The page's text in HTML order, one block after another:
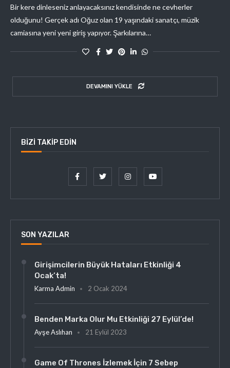
Bir kere dinleseniz anlayacaksınız kendisinde ne cevherler
olduğunu! Gerçek adı Oğuz olan 19 yaşındaki sanatçı, müzik
camiasına yeni yeni giriş yapıyor. Şarkılarına…
DEVAMINI YÜKLE
BIZI TAKIP EDIN
SON YAZILAR
Girişimcilerin Büyük Hataları Etkinliği 4
Ocak’ta!
Karma Admin 2 Ocak 2024
Benden Marka Olur Mu Etkinliği 27 Eylül’de!
Ayşe Aslıhan 21 Eylül 2023
Game Of Thrones İzlemek İçin 7 Sebep